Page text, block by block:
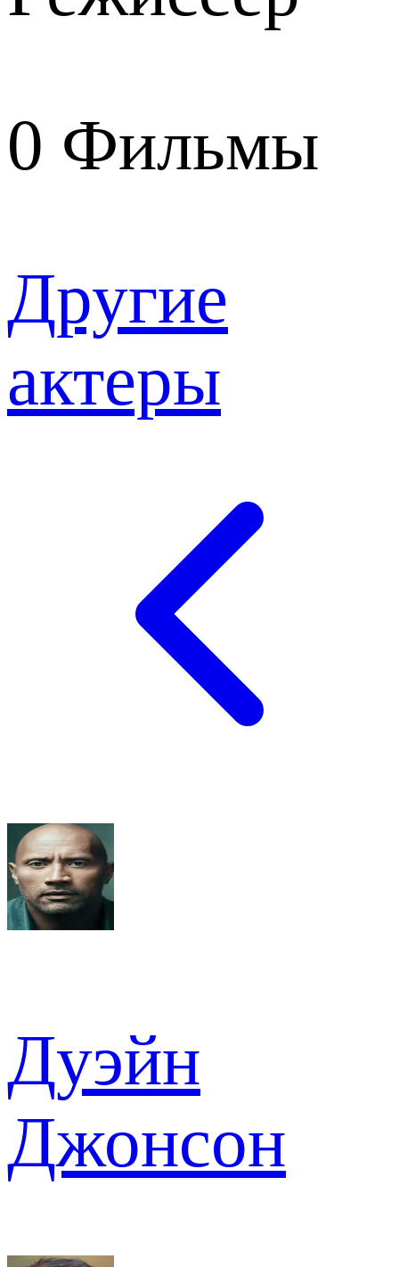
0 Фильмы
Другие
актеры
Дуэйн
Джонсон